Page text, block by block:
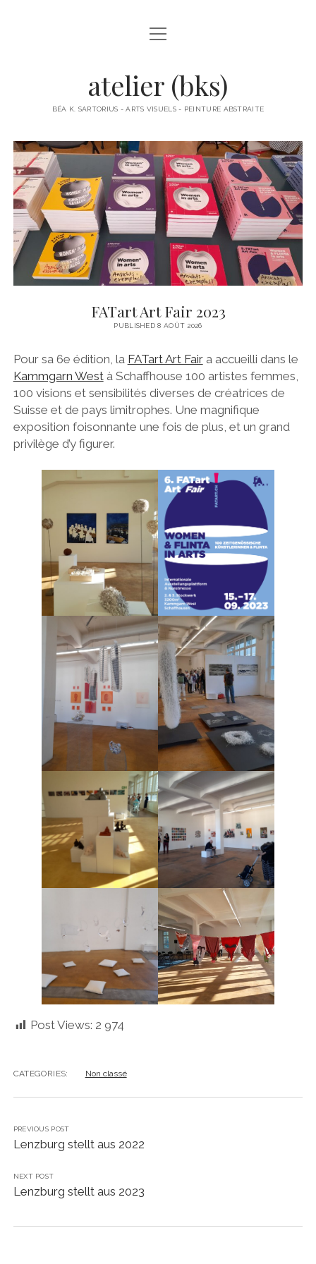
À PROPOS
BÉA K. SARTORIUS
PAPIERS COLLÉS
PEINTURES
PETITS FORMATS PAPIER
POLITIQUE DE CONFIDENTIALITÉ
open
menu
atelier (bks)
BÉA K. SARTORIUS - ARTS VISUELS - PEINTURE ABSTRAITE
FATart Art Fair 2023
PUBLISHED 8 AOÛT 2026
Pour sa 6e édition, la FATart Art Faira accueilli dans le
Kammgarn Westà Schaffhouse 100 artistes femmes,
100 visions et sensibilités diverses de créatrices de
Suisse et de pays limitrophes. Une magnifique
exposition foisonnante une fois de plus, et un grand
privilège d’y figurer.
Post Views: 2 974
CATEGORIES: Non classé
PREVIOUS POST
Lenzburg stellt aus 2022
NEXT POST
Lenzburg stellt aus 2023